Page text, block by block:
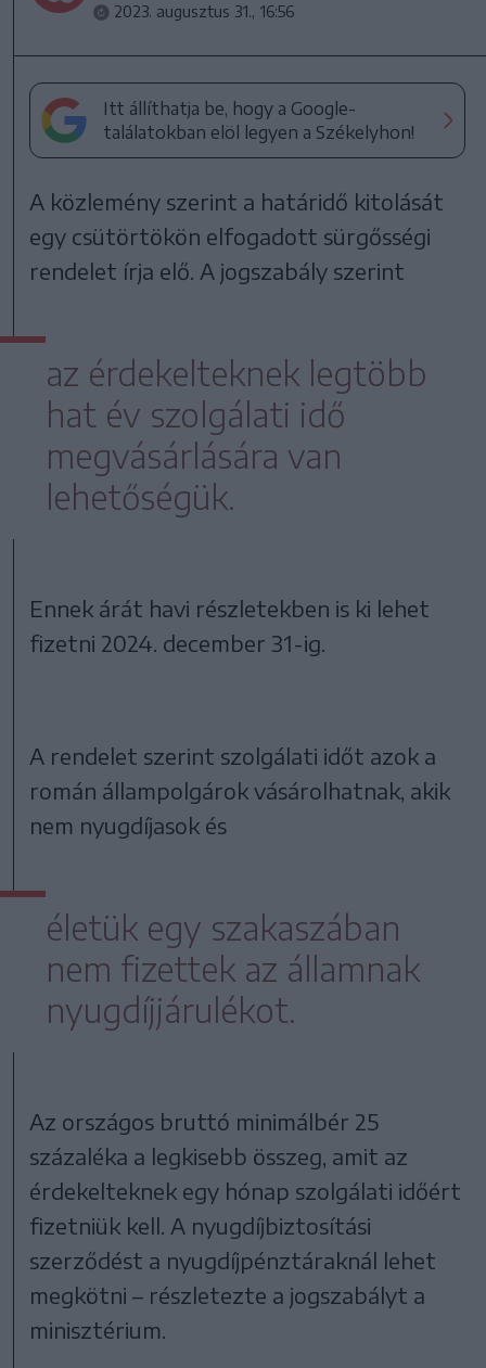
2023. augusztus 31., 16:56
Itt állíthatja be, hogy a Google-
találatokban elöl legyen a Székelyhon!
A közlemény szerint a határidő kitolását
egy csütörtökön elfogadott sürgősségi
rendelet írja elő. A jogszabály szerint
az érdekelteknek legtöbb
hat év szolgálati idő
megvásárlására van
lehetőségük.
Ennek árát havi részletekben is ki lehet
fizetni 2024. december 31-ig.
A rendelet szerint szolgálati időt azok a
román állampolgárok vásárolhatnak, akik
nem nyugdíjasok és
életük egy szakaszában
nem fizettek az államnak
nyugdíjjárulékot.
Az országos bruttó minimálbér 25
százaléka a legkisebb összeg, amit az
érdekelteknek egy hónap szolgálati időért
fizetniük kell. A nyugdíjbiztosítási
szerződést a nyugdíjpénztáraknál lehet
megkötni – részletezte a jogszabályt a
minisztérium.